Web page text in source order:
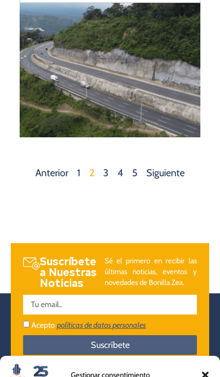
Gestionar consentimiento
Anterior 1 2 3 4 5 Siguiente
Suscríbete
a Nuestras
Noticias
Sé el primero en recibir las
últimas noticias, eventos y
novedades de Bonilla Zea.
Aceptopolíticas de datos personales
Suscríbete